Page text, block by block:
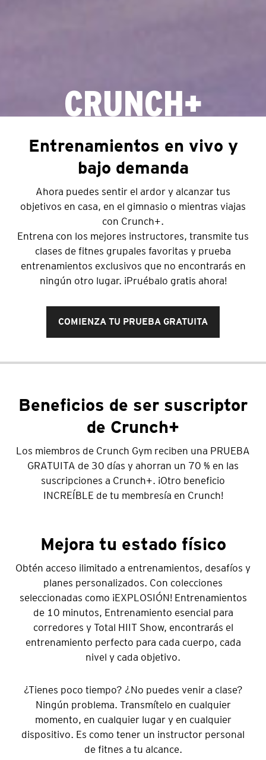
CRUNCH+
Entrenamientos en vivo y
bajo demanda
Ahora puedes sentir el ardor y alcanzar tus
objetivos en casa, en el gimnasio o mientras viajas
con Crunch+.
Entrena con los mejores instructores, transmite tus
clases de fitnes grupales favoritas y prueba
entrenamientos exclusivos que no encontrarás en
ningún otro lugar. ¡Pruébalo gratis ahora!
COMIENZA TU PRUEBA GRATUITA
Beneficios de ser suscriptor
de Crunch+
Los miembros de Crunch Gym reciben una PRUEBA
GRATUITA de 30 días y ahorran un 70 % en las
suscripciones a Crunch+. ¡Otro beneficio
INCREÍBLE de tu membresía en Crunch!
Mejora tu estado físico
Obtén acceso ilimitado a entrenamientos, desafíos y
planes personalizados. Con colecciones
seleccionadas como ¡EXPLOSIÓN! Entrenamientos
de 10 minutos, Entrenamiento esencial para
corredores y Total HIIT Show, encontrarás el
entrenamiento perfecto para cada cuerpo, cada
nivel y cada objetivo.
¿Tienes poco tiempo? ¿No puedes venir a clase?
Ningún problema. Transmítelo en cualquier
momento, en cualquier lugar y en cualquier
dispositivo. Es como tener un instructor personal
de fitnes a tu alcance.